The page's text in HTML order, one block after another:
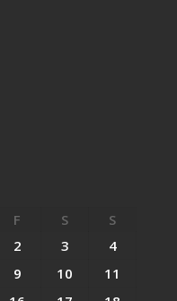
F S
S
2 3
4
9 10
11